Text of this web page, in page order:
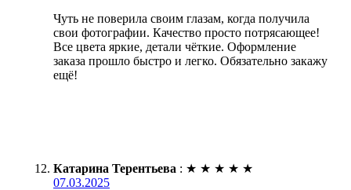
Чуть не поверила своим глазам, когда получила
свои фотографии. Качество просто потрясающее!
Все цвета яркие, детали чёткие. Оформление
заказа прошло быстро и легко. Обязательно закажу
ещё!
Катарина Терентьева : ★ ★ ★ ★ ★
07.03.2025